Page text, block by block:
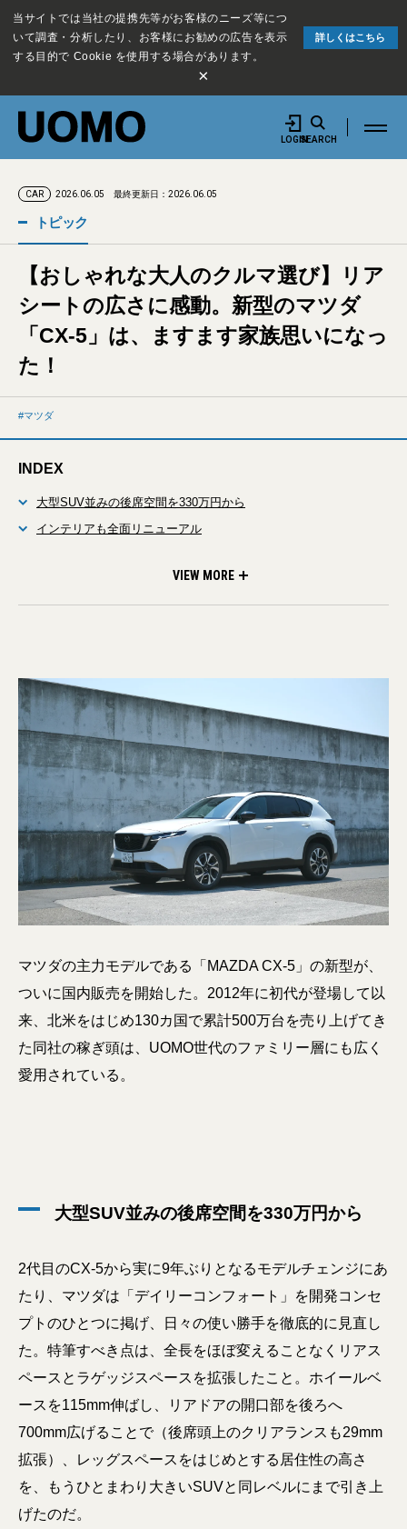
当サイトでは当社の提携先等がお客様のニーズ等につ
いて調査・分析したり、お客様にお勧めの広告を表示
する目的で Cookie を使用する場合があります。
詳しくはこちら
×
LOGINSEARCH
CAR 2026.06.05 最終更新日：2026.06.05
トピック
【おしゃれな大人のクルマ選び】リア
シートの広さに感動。新型のマツダ
「CX-5」は、ますます家族思いになっ
た！
マツダ
INDEX
大型SUV並みの後席空間を330万円から
インテリアも全面リニューアル
VIEW MORE
マツダの主力モデルである「MAZDA CX-5」の新型が、
ついに国内販売を開始した。2012年に初代が登場して以
来、北米をはじめ130カ国で累計500万台を売り上げてき
た同社の稼ぎ頭は、UOMO世代のファミリー層にも広く
愛用されている。
大型SUV並みの後席空間を330万円から
2代目のCX-5から実に9年ぶりとなるモデルチェンジにあ
たり、マツダは「デイリーコンフォート」を開発コンセ
プトのひとつに掲げ、日々の使い勝手を徹底的に見直し
た。特筆すべき点は、全長をほぼ変えることなくリアス
ペースとラゲッジスペースを拡張したこと。ホイールベ
ースを115mm伸ばし、リアドアの開口部を後ろへ
700mm広げることで（後席頭上のクリアランスも29mm
拡張）、レッグスペースをはじめとする居住性の高さ
を、もうひとまわり大きいSUVと同レベルにまで引き上
げたのだ。